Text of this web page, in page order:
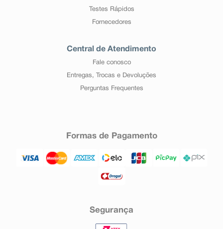
Testes Rápidos
Fornecedores
Central de Atendimento
Fale conosco
Entregas, Trocas e Devoluções
Perguntas Frequentes
Formas de Pagamento
Segurança